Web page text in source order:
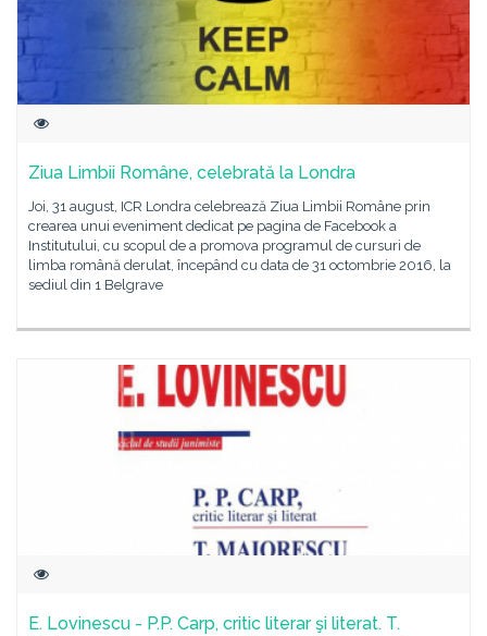
Ziua Limbii Române, celebrată la Londra
Joi, 31 august, ICR Londra celebrează Ziua Limbii Române prin
crearea unui eveniment dedicat pe pagina de Facebook a
Institutului, cu scopul de a promova programul de cursuri de
limba română derulat, începând cu data de 31 octombrie 2016, la
sediul din 1 Belgrave
E. Lovinescu - P.P. Carp, critic literar şi literat. T.